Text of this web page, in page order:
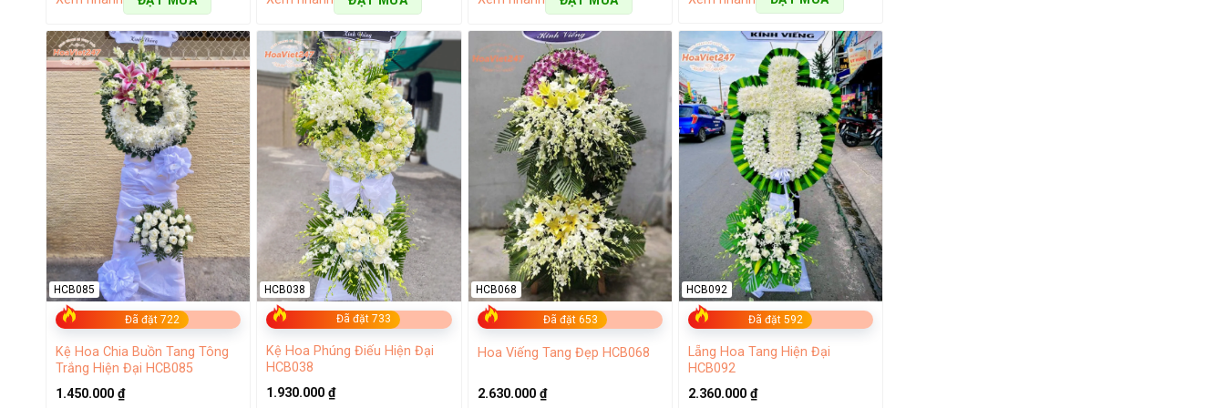
Shop hoa tươi Phú Nhuận – Đa dạng nhiều loại hoa tươi đẹp
Hoa chúc mừng dịp lễ
Bất kỳ dịp lễ nào như: sinh nhật, 8/3, 20/10 hay lễ tình nhân 14/2 đều sẽ trở nên đặc biệt hơn khi được tô điểm bằng sắc hoa tươi
thắm. Những bó hoa,lẵng hoa chúc mừngtại shop hoa tươi Tân Bình không chỉ mang lại niềm vui và hạnh phúc mà còn thể hiện sự
quan tâm và tình cảm của người tặng.
Đừng để những buổi tiệc, dịp lễ vui của người thân, bạn bè hay chính bản thân trở nên buồn tẻ, nhàm chán. Tại hoa tươi Tân Bình,
chúng tôi tin rằng mỗibó hoa 20 11 lẵng hoa 20 10sẽ giúp quý khách có được một ngày trọn vẹn và đáng nhớ hơn.
Đã đặt 722
HCB085
Kệ Hoa Chia Buồn Tang Tông
Trắng Hiện Đại HCB085
1.450.000 ₫
Đã đặt 733
HCB038
Kệ Hoa Phúng Điếu Hiện Đại
HCB038
1.930.000₫
Đã đặt 653
HCB068
Hoa Viếng Tang Đẹp HCB068
2.630.000 ₫
Đã đặt 592
HCB092
Lẵng Hoa Tang Hiện Đại
HCB092
2.360.000 ₫